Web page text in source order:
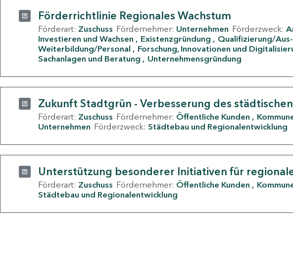
Förderrichtlinie Regionales Wachstum
Förderart: Zuschuss Fördernehmer: Unternehmen Förderzweck:
Investieren und Wachsen
Existenzgründung
Qualifizierung/
Weiterbildung/Personal
Forschung, Innovationen und
Sachanlagen und Beratung
Unternehmensgründung
Zukunft Stadtgrün - Verbesserung des städtischen
Förderart: Zuschuss Fördernehmer: Öffentliche Kunden
Unternehmen Förderzweck: Städtebau und Regionalentwicklung
Unterstützung besonderer Initiativen für
Förderart: Zuschuss Fördernehmer: Öffentliche Kunden
Städtebau und Regionalentwicklung